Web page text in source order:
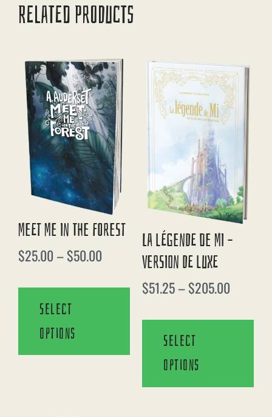
RELATED PRODUCTS
Meet Me In The Forest
$25.00 –$50.00
Select
options
La Légende De Mi –
Version De Luxe
$51.25–$205.00
Select
options